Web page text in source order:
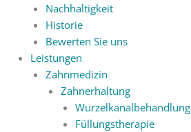
Nachhaltigkeit
Historie
Bewerten Sie uns
Leistungen
Zahnmedizin
Zahnerhaltung
Wurzelkanalbehandlung
Füllungstherapie